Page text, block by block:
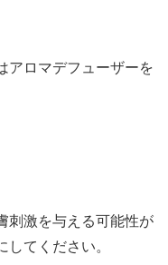
アロマデフューザーを
刺激を与える可能性が
てください。